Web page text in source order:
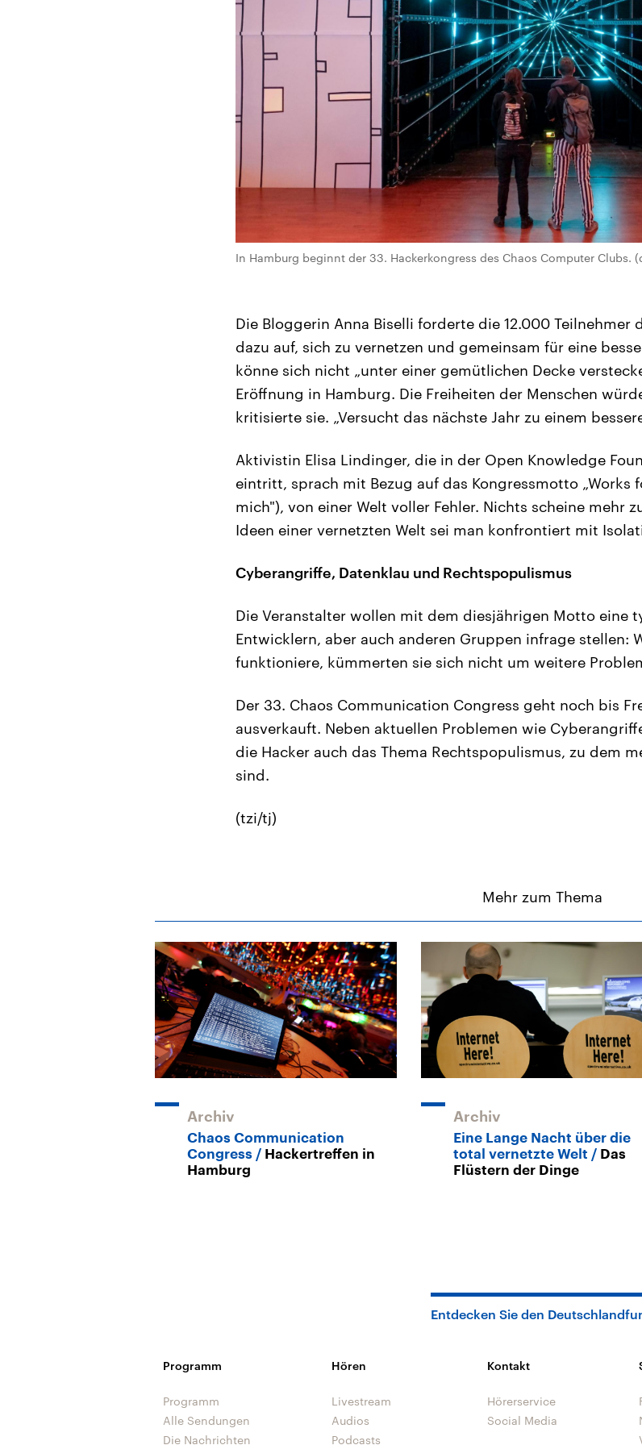
In Hamburg beginnt der 33. Hackerkongress des Chaos Computer Clubs.
Die Bloggerin Anna Biselli forderte die 12.000 Teilnehmer
dazu auf, sich zu vernetzen und gemeinsam für eine
könne sich nicht „unter einer gemütlichen Decke
Eröffnung in Hamburg. Die Freiheiten der Menschen
kritisierte sie. „Versucht das nächste Jahr zu einem
Aktivistin Elisa Lindinger, die in der Open Knowledge
eintritt, sprach mit Bezug auf das Kongressmotto „Works
mich"), von einer Welt voller Fehler. Nichts scheine mehr
Ideen einer vernetzten Welt sei man konfrontiert mit
Cyberangriffe, Datenklau und Rechtspopulismus
Die Veranstalter wollen mit dem diesjährigen Motto eine
Entwicklern, aber auch anderen Gruppen infrage stellen:
funktioniere, kümmerten sie sich nicht um weitere
Der 33. Chaos Communication Congress geht noch bis
ausverkauft. Neben aktuellen Problemen wie
die Hacker auch das Thema Rechtspopulismus, zu dem
sind.
(tzi/tj)
Mehr zum Thema
Archiv
Chaos Communication
Congress
Hackertreffen in
Hamburg
Archiv
Eine Lange Nacht über die
total vernetzte Welt
Das
Flüstern der Dinge
Entdecken Sie den
Programm
Programm
Alle Sendungen
Die Nachrichten
Hören
Livestream
Audios
Podcasts
Kontakt
Hörerservice
Social Media